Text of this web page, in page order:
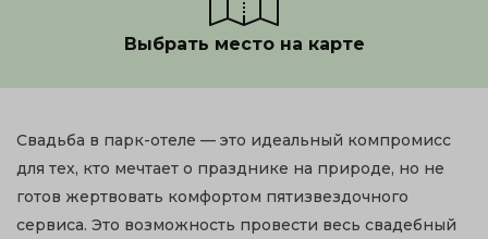
Выбрать место на карте
Свадьба в парк-отеле — это идеальный компромисс
для тех, кто мечтает о празднике на природе, но не
готов жертвовать комфортом пятизвездочного
сервиса. Это возможность провести весь свадебный